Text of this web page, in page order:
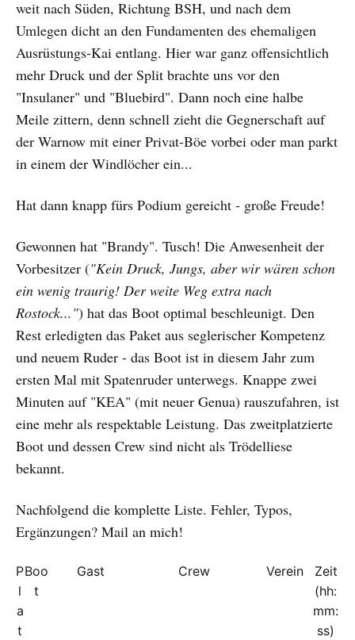
weit nach Süden, Richtung BSH, und nach dem
Umlegen dicht an den Fundamenten des ehemaligen
Ausrüstungs-Kai entlang. Hier war ganz offensichtlich
mehr Druck und der Split brachte uns vor den
"Insulaner" und "Bluebird". Dann noch eine halbe
Meile zittern, denn schnell zieht die Gegnerschaft auf
der Warnow mit einer Privat-Böe vorbei oder man parkt
in einem der Windlöcher ein...
Hat dann knapp fürs Podium gereicht - große Freude!
Gewonnen hat "Brandy". Tusch! Die Anwesenheit der
Vorbesitzer ("Kein Druck, Jungs, aber wir wären schon
ein wenig traurig! Der weite Weg extra nach
Rostock...") hat das Boot optimal beschleunigt. Den
Rest erledigten das Paket aus seglerischer Kompetenz
und neuem Ruder - das Boot ist in diesem Jahr zum
ersten Mal mit Spatenruder unterwegs. Knappe zwei
Minuten auf "KEA" (mit neuer Genua) rauszufahren, ist
eine mehr als respektable Leistung. Das zweitplatzierte
Boot und dessen Crew sind nicht als Trödelliese
bekannt.
Nachfolgend die komplette Liste. Fehler, Typos,
Ergänzungen? Mail an mich!
P
l
a
t
Boo
t
Gast Crew Verein
Zeit
(hh:
mm:
ss)